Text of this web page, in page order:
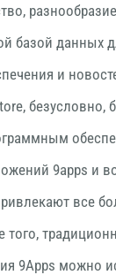
базой данных
и
безусловно,
9apps и
все
того,
9Apps можно